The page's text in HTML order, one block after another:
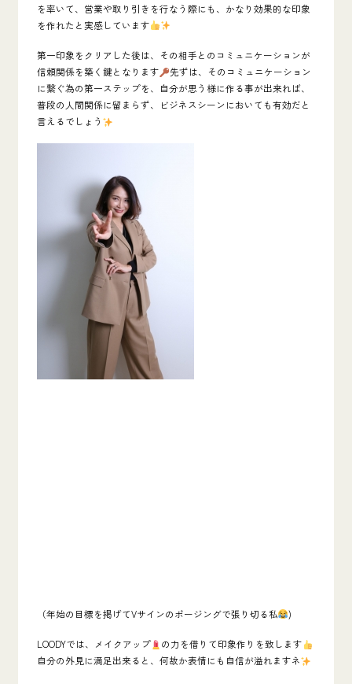
を率いて、営業や取り引きを行なう際にも、かなり効果的な印象
を作れたと実感しています
第一印象をクリアした後は、その相手とのコミュニケーションが
信頼関係を築く鍵となります
先ずは、そのコミュニケーション
に繋ぐ為の第一ステップを、自分が思う様に作る事が出来れば、
普段の人間関係に留まらず、ビジネスシーンにおいても有効だと
言えるでしょう
（年始の目標を掲げてVサインのポージングで張り切る私 )
LOODYでは、メイクアップ
の力を借りて印象作りを致します
自分の外見に満足出来ると、何故か表情にも自信が溢れますネ